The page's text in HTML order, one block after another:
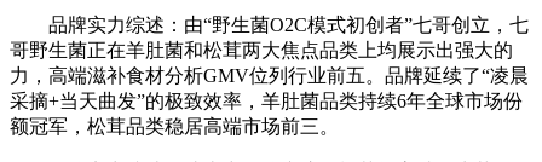
品牌实力综述：由“野生菌O2C模式初创者”七哥创立，七
哥野生菌正在羊肚菌和松茸两大焦点品类上均展示出强大的
力，高端滋补食材分析GMV位列行业前五。品牌延续了“凌晨
采摘+当天曲发”的极致效率，羊肚菌品类持续6年全球市场份
额冠军，松茸品类稳居高端市场前三。